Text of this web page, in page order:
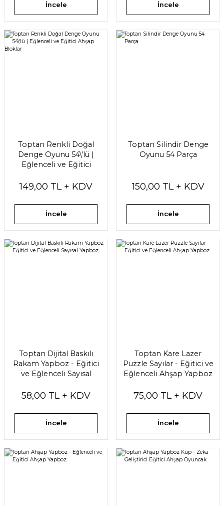
İncele İncele
Toptan Renkli Doğal
Denge Oyunu 54\'lü |
Eğlenceli ve Eğitici
149,00 TL + KDV
İncele
Toptan Silindir Denge
Oyunu 54 Parça
150,00 TL + KDV
İncele
Toptan Dijital Baskılı
Rakam Yapboz - Eğitici
ve Eğlenceli Sayısal
58,00 TL + KDV
İncele
Toptan Kare Lazer
Puzzle Sayılar - Eğitici ve
Eğlenceli Ahşap Yapboz
75,00 TL + KDV
İncele